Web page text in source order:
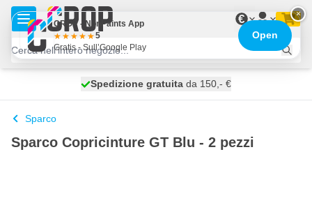
Salta al contenuto
€
spedito oggi
Spedizione gratuita da 150,- €
100 giorni
Sparco
Sparco Copricinture GT Blu - 2 pezzi
×
CROP - NonPaints App
5
Gratis - Sull’Google Play
Open